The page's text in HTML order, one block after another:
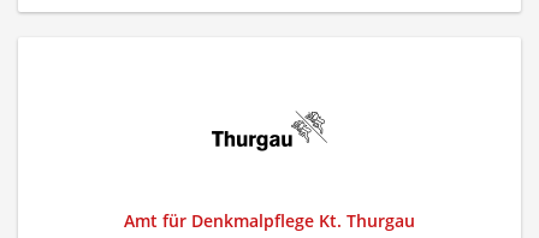
Amt für Denkmalpflege Kt. Thurgau